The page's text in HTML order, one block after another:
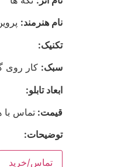
نام هنرمند:
تکنیک:
سبک: کار روی
ابعاد تابلو:
قیمت: تماس با
توضیحات:
تماس/خرید